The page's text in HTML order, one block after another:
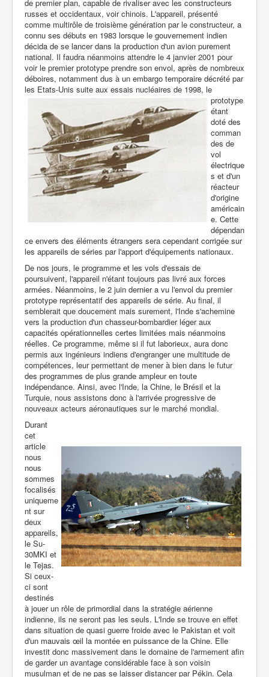
de premier plan, capable de rivaliser avec les constructeurs
russes et occidentaux, voir chinois. L'appareil, présenté
comme multirôle de troisième génération par le constructeur, a
connu ses débuts en 1983 lorsque le gouvernement indien
décida de se lancer dans la production d'un avion purement
national. Il faudra néanmoins attendre le 4 janvier 2001 pour
voir le premier prototype prendre son envol, après de nombreux
déboires, notamment dus à un embargo temporaire décrété par
les Etats-Unis suite aux essais nucléaires de 1998, le
prototype
étant
doté des
comman
des de
vol
électrique
s et d'un
réacteur
d'origine
américain
e. Cette
dépendan
ce envers des éléments étrangers sera cependant corrigée sur
les appareils de séries par l'apport d'équipements nationaux.
De nos jours, le programme et les vols d'essais de
poursuivent, l'appareil n'étant toujours pas livré aux forces
armées. Néanmoins, le 2 juin dernier a vu l'envol du premier
prototype représentatif des appareils de série. Au final, il
semblerait que doucement mais surement, l'Inde s'achemine
vers la production d'un chasseur-bombardier léger aux
capacités opérationnelles certes limitées mais néanmoins
réelles. Ce programme, même si il fut laborieux, aura donc
permis aux ingénieurs indiens d'engranger une multitude de
compétences, leur permettant de mener à bien dans le futur
des programmes de plus grande ampleur en toute
indépendance. Ainsi, avec l'Inde, la Chine, le Brésil et la
Turquie, nous assistons donc à l'arrivée progressive de
nouveaux acteurs aéronautiques sur le marché mondial.
Durant
cet
article
nous
nous
sommes
focalisés
uniqueme
nt sur
deux
appareils,
le Su-
30MKI et
le Tejas.
Si ceux-
ci sont
destinés
à jouer un rôle de primordial dans la stratégie aérienne
indienne, ils ne seront pas les seuls. L'Inde se trouve en effet
dans situation de quasi guerre froide avec le Pakistan et voit
d'un mauvais œil la montée en puissance de la Chine. Elle
investit donc massivement dans le domaine de l'armement afin
de garder un avantage considérable face à son voisin
musulman et de ne pas se laisser distancer par Pékin. Cela